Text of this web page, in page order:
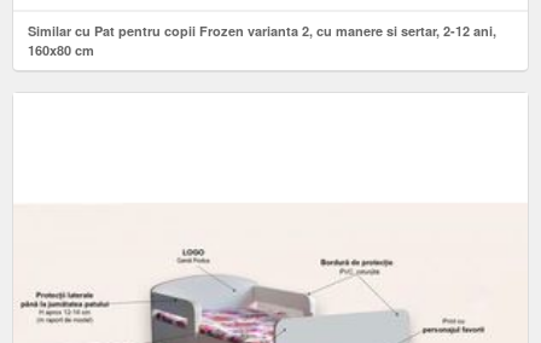
Similar cu Pat pentru copii Frozen varianta 2, cu manere si sertar, 2-12 ani,
160x80 cm